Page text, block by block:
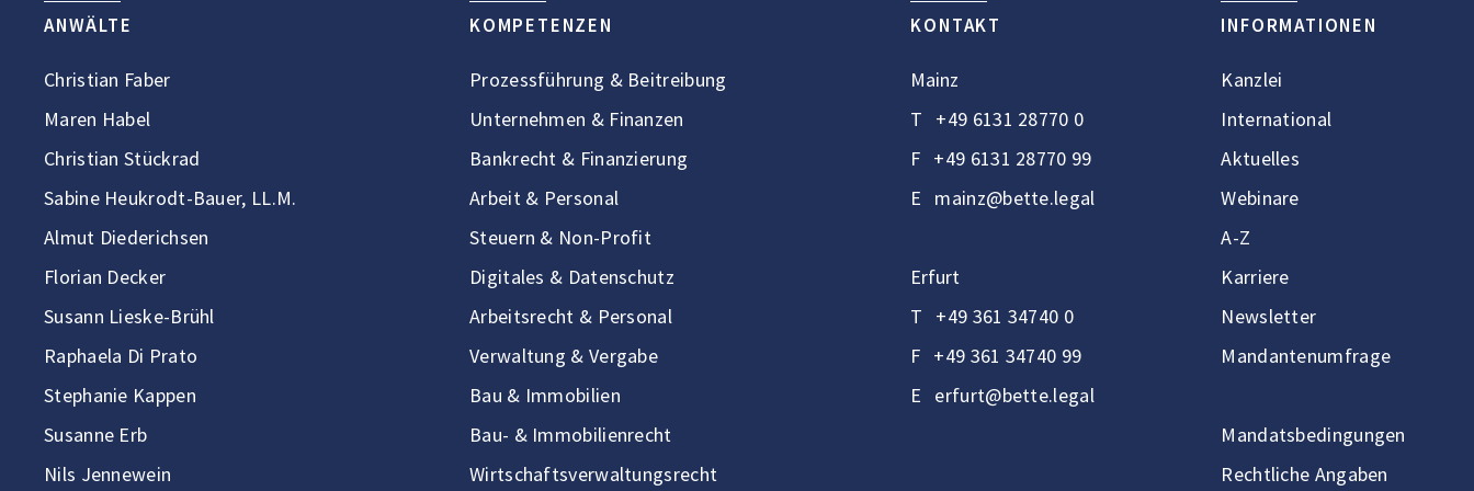
ANWÄLTE
Christian Faber
Maren Habel
Christian Stückrad
Sabine Heukrodt-Bauer, LL.M.
Almut Diederichsen
Florian Decker
Susann Lieske-Brühl
Raphaela Di Prato
Stephanie Kappen
Susanne Erb
Nils Jennewein
KOMPETENZEN
Prozessführung & Beitreibung
Unternehmen & Finanzen
Bankrecht & Finanzierung
Arbeit & Personal
Steuern & Non-Profit
Digitales & Datenschutz
Arbeitsrecht & Personal
Verwaltung & Vergabe
Bau & Immobilien
Bau- & Immobilienrecht
Wirtschaftsverwaltungsrecht
KONTAKT
Mainz
T +49 6131 28770 0
F +49 6131 28770 99
E mainz@bette.legal
Erfurt
T +49 361 34740 0
F +49 361 34740 99
E erfurt@bette.legal
INFORMATIONEN
Kanzlei
International
Aktuelles
Webinare
A-Z
Karriere
Newsletter
Mandantenumfrage
Mandatsbedingungen
Rechtliche Angaben